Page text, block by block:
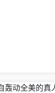
轰动全美的真